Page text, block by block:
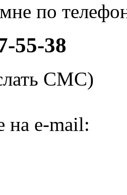
по
55-38
СМС)
на e-mail: